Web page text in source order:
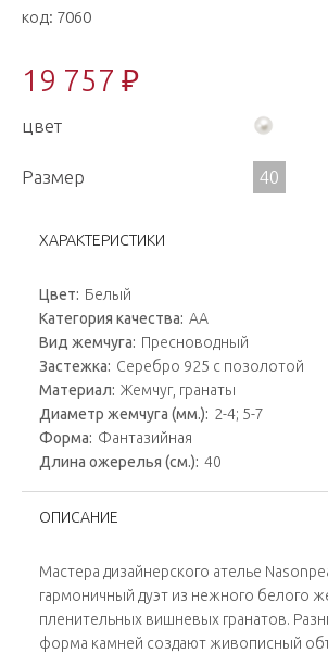
код: 7060
19 757 ₽
цвет
Размер 40
ХАРАКТЕРИСТИКИ
Цвет: Белый
Категория качества: АА
Вид жемчуга: Пресноводный
Застежка: Серебро 925 с позолотой
Материал: Жемчуг, гранаты
Диаметр жемчуга (мм.): 2-4; 5-7
Форма: Фантазийная
Длина ожерелья (см.): 40
ОПИСАНИЕ
Мастера дизайнерского ателье
гармоничный дуэт из нежного белого
пленительных вишневых гранатов.
форма камней создают живописный